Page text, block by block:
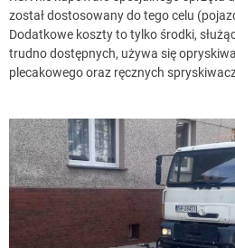
został dostosowany do tego celu
Dodatkowe koszty to tylko środki,
trudno dostępnych, używa się
plecakowego oraz ręcznych